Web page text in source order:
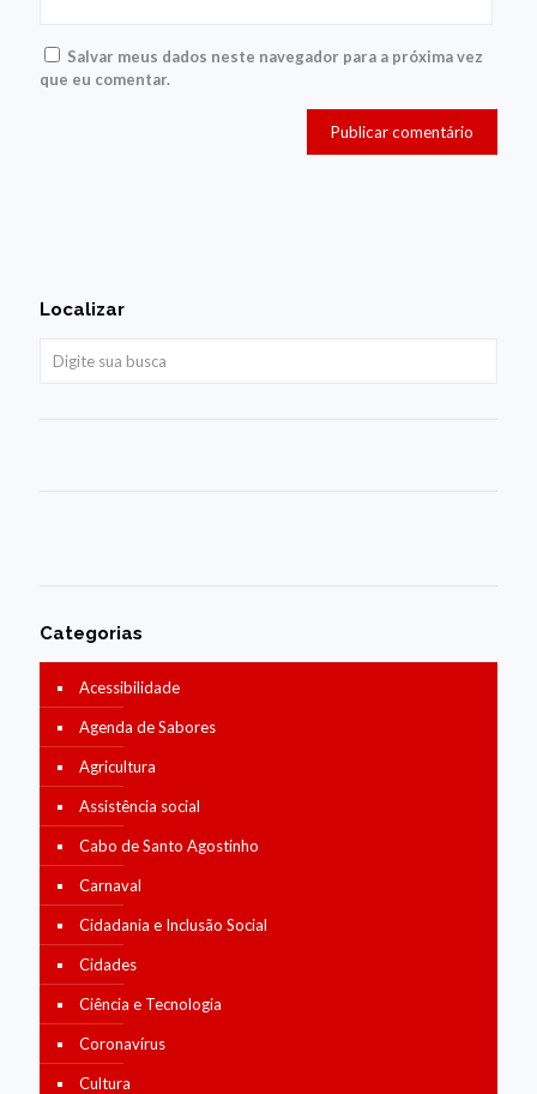
Salvar meus dados neste navegador para a próxima vez
que eu comentar.
Localizar
Categorias
Acessibilidade
Agenda de Sabores
Agricultura
Assistência social
Cabo de Santo Agostinho
Carnaval
Cidadania e Inclusão Social
Cidades
Ciência e Tecnologia
Coronavírus
Cultura